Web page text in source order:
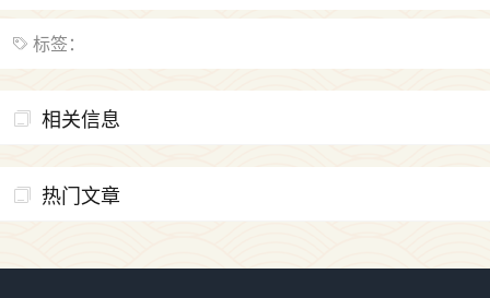
标签：
相关信息
热门文章